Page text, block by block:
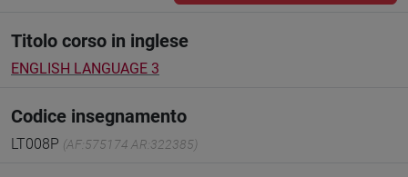
Titolo corso in inglese
ENGLISH LANGUAGE 3
Codice insegnamento
LT008P (AF:575174 AR:322385)